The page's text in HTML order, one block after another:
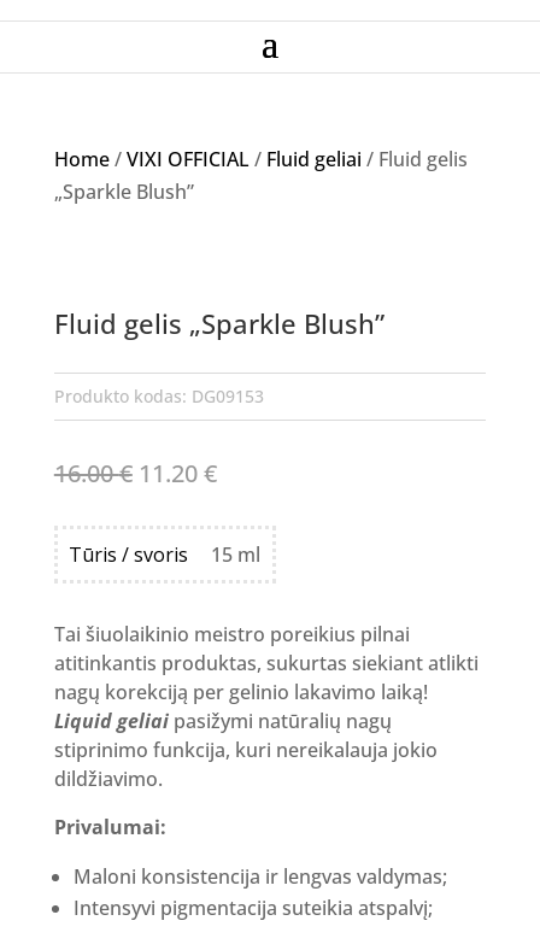
Home/VIXI OFFICIAL/ Fluid geliai / Fluid gelis
„Sparkle Blush”
Fluid gelis „Sparkle Blush”
Produkto kodas: DG09153
16.00€ Original
was:
16.00 €.
11.20€Current
is:
11.20 €.
Tūris / svoris 15 ml
Tai šiuolaikinio meistro poreikius pilnai
atitinkantis produktas, sukurtas siekiant atlikti
nagų korekciją per gelinio lakavimo laiką!
Liquid geliaipasižymi natūralių nagų
stiprinimo funkcija, kuri nereikalauja jokio
dildžiavimo.
Privalumai:
Maloni konsistencija ir lengvas valdymas;
Intensyvi pigmentacija suteikia atspalvį;